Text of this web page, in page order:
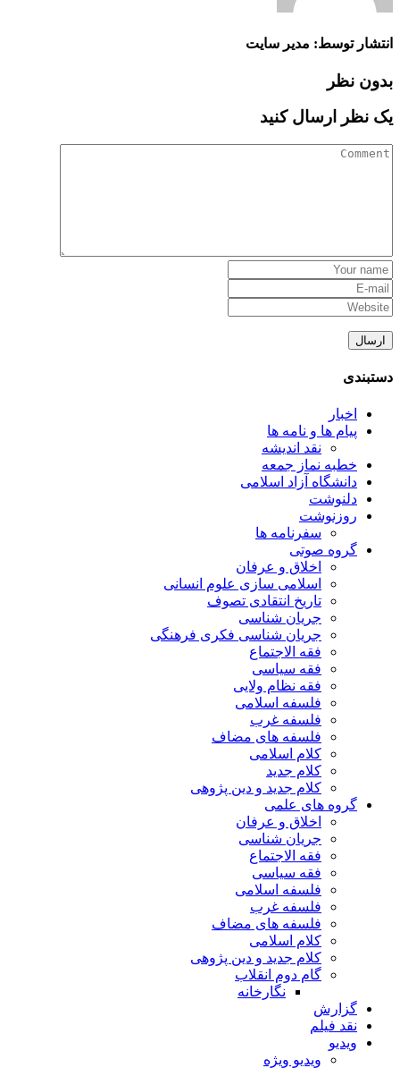
انتشار توسط: مدیر سایت
بدون نظر
یک نظر ارسال کنید
دستبندی
اخبار
پیام ها و نامه ها
نقد اندیشه
خطبه نماز جمعه
دانشگاه آزاد اسلامی
دلنوشت
روزنوشت
سفرنامه ها
گروه صوتی
اخلاق و عرفان
اسلامی سازی علوم انسانی
تاریخ انتقادی تصوف
جریان شناسی
جریان شناسی فکری فرهنگی
فقه الاجتماع
فقه سیاسی
فقه نظام ولایی
فلسفه اسلامی
فلسفه غرب
فلسفه های مضاف
کلام اسلامی
کلام جدید
کلام جدید و دین پژوهی
گروه های علمی
اخلاق و عرفان
جریان شناسی
فقه الاجتماع
فقه سیاسی
فلسفه اسلامی
فلسفه غرب
فلسفه های مضاف
کلام اسلامی
کلام جدید و دین پژوهی
گام دوم انقلاب
نگارخانه
گزارش
نقد فیلم
ویدیو
ویدیو ویژه